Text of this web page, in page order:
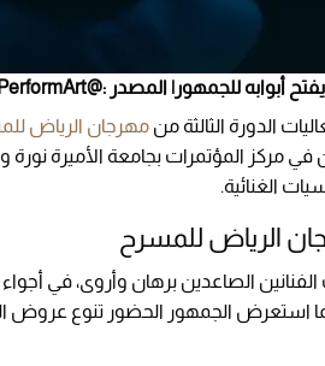
الدورة الثالثة من مهرجان الرياض
الغنائية.
الرياض للمسرح
الصاعدين برهان وأروى، في
استعرض الجمهور الحضور تنوع عروض